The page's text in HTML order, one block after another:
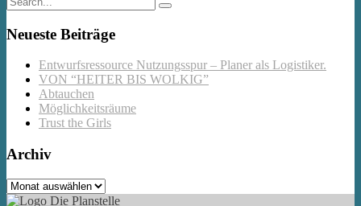
Neueste Beiträge
Entwurfsressource Nutzungsspur – Planer als Logistiker.
VON “HEITER BIS WOLKIG”
Abtauchen
Möglichkeitsräume
Trust the Girls
Archiv
Archiv